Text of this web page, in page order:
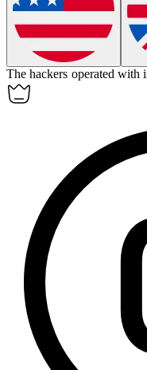
The hackers operated with